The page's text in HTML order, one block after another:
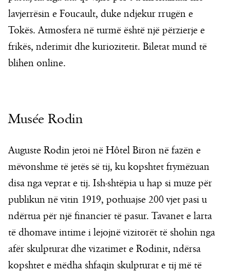
lavjerrësin e Foucault, duke ndjekur rrugën e
Tokës. Atmosfera në turmë është një përzierje e
frikës, nderimit dhe kuriozitetit. Biletat mund të
blihen online.
Musée Rodin
Auguste Rodin jetoi në Hôtel Biron në fazën e
mëvonshme të jetës së tij, ku kopshtet frymëzuan
disa nga veprat e tij. Ish-shtëpia u hap si muze për
publikun në vitin 1919, pothuajse 200 vjet pasi u
ndërtua për një financier të pasur. Tavanet e larta
të dhomave intime i lejojnë vizitorët të shohin nga
afër skulpturat dhe vizatimet e Rodinit, ndërsa
kopshtet e mëdha shfaqin skulpturat e tij më të